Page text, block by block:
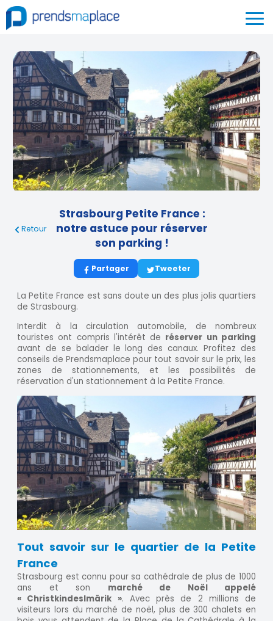
Retour
Strasbourg Petite France :
notre astuce pour réserver
son parking !
Partager Tweeter
La Petite France est sans doute un des plus jolis quartiers
de Strasbourg.
Interdit à la circulation automobile, de nombreux
touristes ont compris l'intérêt de réserver un parking
avant de se balader le long des canaux. Profitez des
conseils de Prendsmaplace pour tout savoir sur le prix, les
zones de stationnements, et les possibilités de
réservation d'un stationnement à la Petite France.
Tout savoir sur le quartier de la Petite
France
Strasbourg est connu pour sa cathédrale de plus de 1000
ans et son marché de Noël appelé
« Christkindeslmärik ». Avec près de 2 millions de
visiteurs lors du marché de noël, plus de 300 chalets en